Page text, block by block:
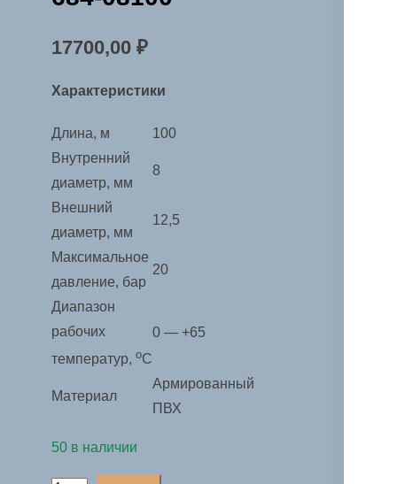
17700,00 ₽
Характеристики
Длина, м
100
Внутренний
диаметр, мм
8
Внешний
диаметр, мм
12,5
Максимальное
давление, бар
20
Диапазон
рабочих
температур, оС
0 — +65
Материал
Армированный
ПВХ
50 в наличии